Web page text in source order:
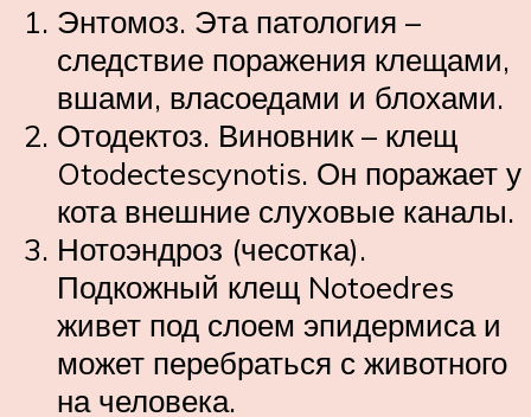
Энтомоз. Эта патология –
следствие поражения клещами,
вшами, власоедами и блохами.
Отодектоз. Виновник – клещ
Otodectescynotis. Он поражает у
кота внешние слуховые каналы.
Нотоэндроз (чесотка).
Подкожный клещ Notoedres
живет под слоем эпидермиса и
может перебраться с животного
на человека.